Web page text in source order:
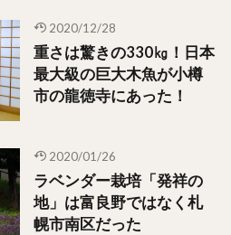
2020/12/28
重さは驚きの330㎏！日本
最大級の巨大木魚が小樽
市の龍徳寺にあった！
2020/01/26
ラベンダー栽培「発祥の
地」は富良野ではなく札
幌市南区だった